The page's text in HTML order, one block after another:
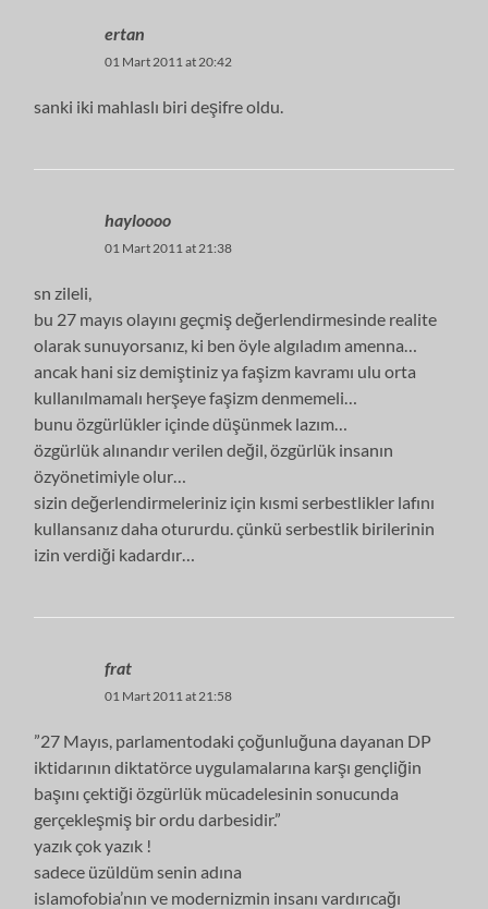
ertan
01 Mart 2011 at 20:42
sanki iki mahlaslı biri deşifre oldu.
hayloooo
01 Mart 2011 at 21:38
sn zileli,
bu 27 mayıs olayını geçmiş değerlendirmesinde realite
olarak sunuyorsanız, ki ben öyle algıladım amenna…
ancak hani siz demiştiniz ya faşizm kavramı ulu orta
kullanılmamalı herşeye faşizm denmemeli…
bunu özgürlükler içinde düşünmek lazım…
özgürlük alınandır verilen değil, özgürlük insanın
özyönetimiyle olur…
sizin değerlendirmeleriniz için kısmi serbestlikler lafını
kullansanız daha otururdu. çünkü serbestlik birilerinin
izin verdiği kadardır…
frat
01 Mart 2011 at 21:58
”27 Mayıs, parlamentodaki çoğunluğuna dayanan DP
iktidarının diktatörce uygulamalarına karşı gençliğin
başını çektiği özgürlük mücadelesinin sonucunda
gerçekleşmiş bir ordu darbesidir.”
yazık çok yazık !
sadece üzüldüm senin adına
islamofobia’nın ve modernizmin insanı vardırıcağı